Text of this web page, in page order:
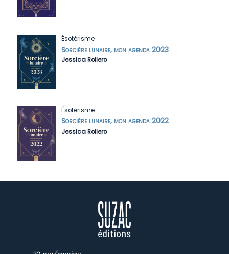
Ésotérisme
Sorcière lunaire, mon agenda 2023
Jessica Rollero
Ésotérisme
Sorcière lunaire, mon agenda 2022
Jessica Rollero